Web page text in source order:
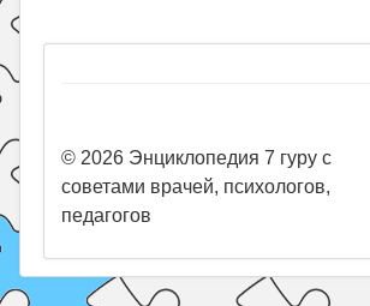
© 2026 Энциклопедия 7 гуру с
советами врачей, психологов,
педагогов